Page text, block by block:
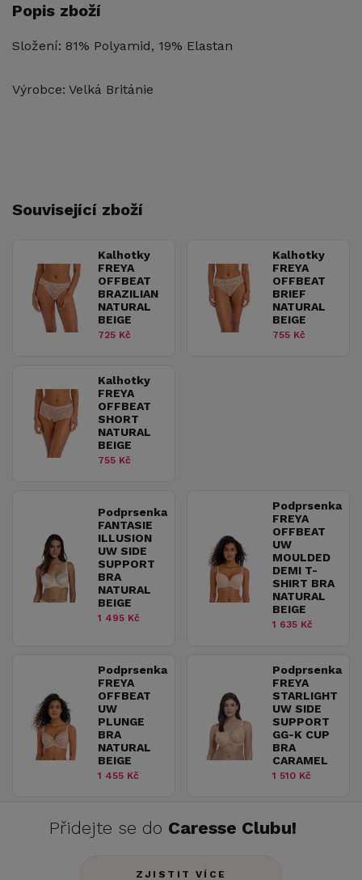
Popis zboží
Složení: 81% Polyamid, 19% Elastan
Výrobce: Velká Británie
Související zboží
Kalhotky
FREYA
OFFBEAT
BRAZILIAN
NATURAL
BEIGE
725 Kč
Kalhotky
FREYA
OFFBEAT
BRIEF
NATURAL
BEIGE
755 Kč
Kalhotky
FREYA
OFFBEAT
SHORT
NATURAL
BEIGE
755 Kč
Podprsenka
FANTASIE
ILLUSION
UW SIDE
SUPPORT
BRA
NATURAL
BEIGE
1 495 Kč
Podprsenka
FREYA
OFFBEAT
UW
MOULDED
DEMI T-
SHIRT BRA
NATURAL
BEIGE
1 635 Kč
Podprsenka
FREYA
OFFBEAT
UW
PLUNGE
BRA
NATURAL
BEIGE
1 455 Kč
Podprsenka
FREYA
STARLIGHT
UW SIDE
SUPPORT
GG-K CUP
BRA
CARAMEL
1 510 Kč
Přidejte se do Caresse Clubu!
ZJISTIT VÍCE